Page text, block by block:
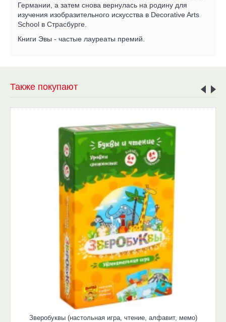
Германии, а затем снова вернулась на родину для
изучения изобразительного искусства в Decorative Arts
School в Страсбурге.
Книги Эвы - частые лауреаты премий.
Также покупают
Зверобуквы (настольная игра, чтение, алфавит, мемо)